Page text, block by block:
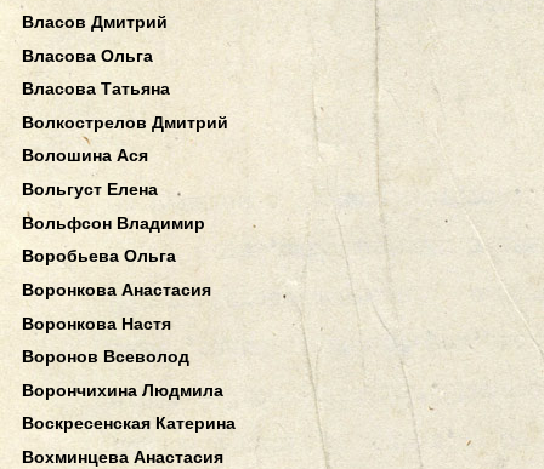
Власов Дмитрий
Власова Ольга
Власова Татьяна
Волкострелов Дмитрий
Волошина Ася
Вольгуст Елена
Вольфсон Владимир
Воробьева Ольга
Воронкова Анастасия
Воронкова Настя
Воронов Всеволод
Ворончихина Людмила
Воскресенская Катерина
Вохминцева Анастасия